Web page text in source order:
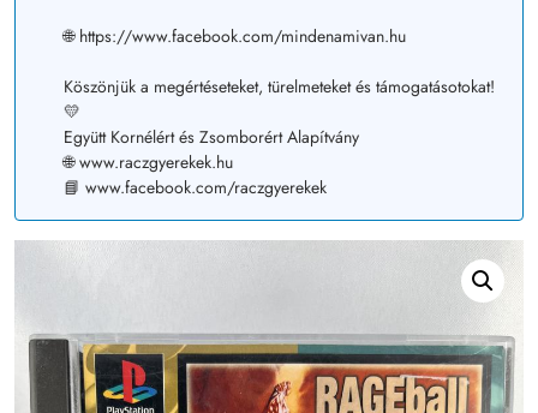
🌐 https://www.facebook.com/mindenamivan.hu
Köszönjük a megértéseteket, türelmeteket és támogatásotokat!
💛
Együtt Kornélért és Zsomborért Alapítvány
🌐 www.raczgyerekek.hu
📘 www.facebook.com/raczgyerekek